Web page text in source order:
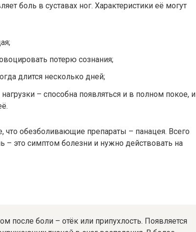
боль в суставах ног. Характеристики её могут
потерю сознания;
длится несколько дней;
– способна появляться и в полном покое, и
что обезболивающие препараты – панацея. Всего
– это симптом болезни и нужно действовать на
после боли – отёк или припухлость. Появляется